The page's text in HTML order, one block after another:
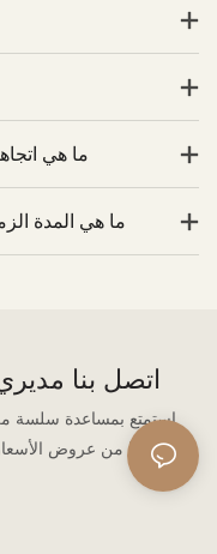
ما هي
ما هي المدة
اتصل بنا
استمتع بمساعدة سلسة
شيء بدءًا من عروض